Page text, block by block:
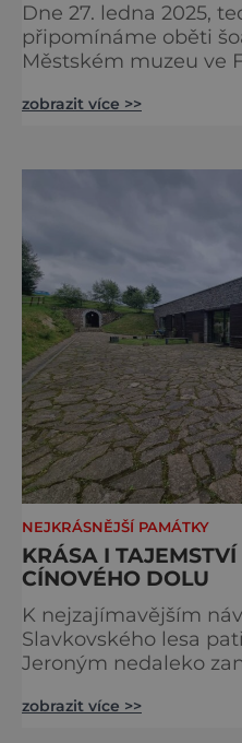
Dne 27. ledna 2025,
připomínáme oběti
Městském muzeu ve
nacisty zničena v roce 1938. Do
některé události
zobrazit více >>
NEJKRÁSNĚJŠÍ PAMÁTKY
KRÁSA I
CÍNOVÉHO DOLU
K nejzajímavějším
Slavkovského lesa
Jeroným nedaleko
středověku. Národní
zobrazit více >>